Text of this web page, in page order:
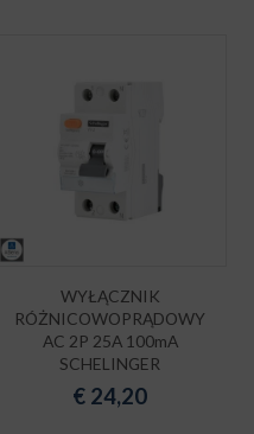
WYŁĄCZNIK
RÓŻNICOWOPRĄDOWY
AC 2P 25A 100mA
SCHELINGER
€ 24,20